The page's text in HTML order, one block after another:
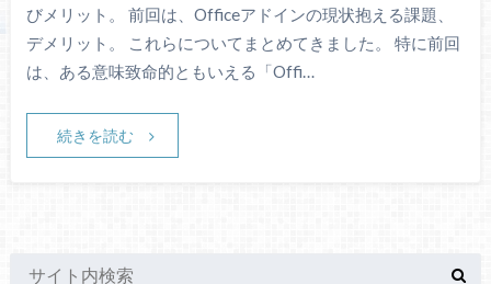
びメリット。 前回は、Officeアドインの現状抱える課題、
デメリット。 これらについてまとめてきました。 特に前回
は、ある意味致命的ともいえる「Offi…
続きを読む